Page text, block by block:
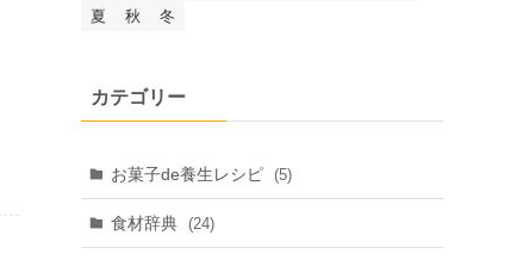
夏
秋 冬
カテゴリー
お菓子de養生レシピ (5)
食材辞典 (24)